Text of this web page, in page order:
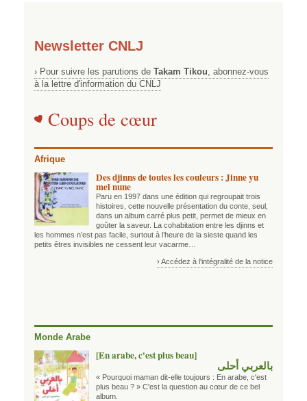
Newsletter CNLJ
› Pour suivre les parutions de Takam Tikou , abonnez-vous
à la lettre d'information du CNLJ
Coups de cœur
Afrique
Des djinns de toutes les couleurs : Jinne yu
mel nune
Paru en 1997 dans une édition qui regroupait trois
histoires, cette nouvelle présentation du conte, seul,
dans un album carré plus petit, permet de mieux en
goûter la saveur. La cohabitation entre les djinns et
les hommes n’est pas facile, surtout à l’heure de la sieste quand les
petits êtres invisibles ne cessent leur vacarme…
› Accédez à l'intégralité de la notice
Monde Arabe
[En arabe, c'est plus beau]
بالعربي أحلى
« Pourquoi maman dit-elle toujours : En arabe, c'est
plus beau ? » C'est la question au cœur de ce bel
album.